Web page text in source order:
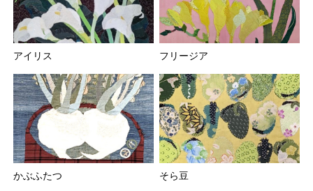
アイリス フリージア
かぶふたつ そら豆